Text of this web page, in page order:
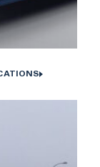
Isabelle Hayeur.